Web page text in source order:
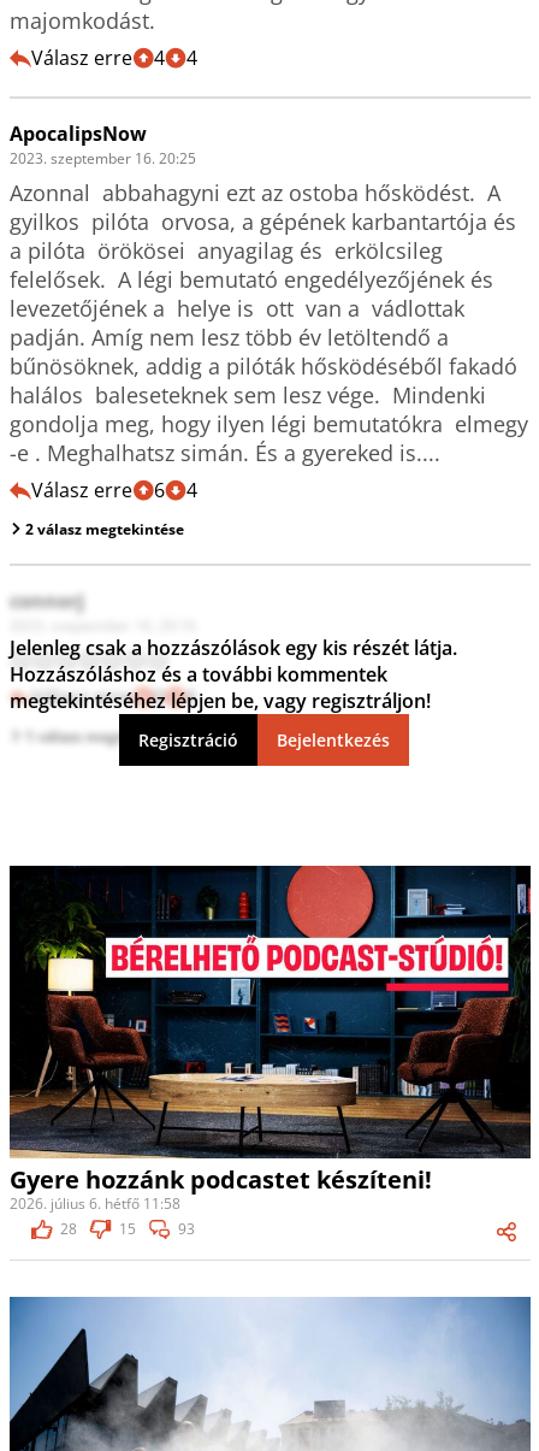
majomkodást.
Válasz erre 4 4
ApocalipsNow
2023. szeptember 16. 20:25
Azonnal  abbahagyni ezt az ostoba hősködést.  A
gyilkos  pilóta  orvosa, a gépének karbantartója és
a pilóta  örökösei  anyagilag és  erkölcsileg
felelősek.  A légi bemutató engedélyezőjének és
levezetőjének a  helye is  ott  van a  vádlottak
padján. Amíg nem lesz több év letöltendő a
bűnösöknek, addig a pilóták hősködéséből fakadó
halálos  baleseteknek sem lesz vége.  Mindenki
gondolja meg, hogy ilyen légi bemutatókra  elmegy
-e . Meghalhatsz simán. És a gyereked is....
Válasz erre 6 4
2 válasz megtekintése
connorj
☹️☹️☹️☹️☹️☹️☹️
Válasz erre 0 6
1 válasz megtekintése
Jelenleg csak a hozzászólások egy kis részét látja.
Hozzászóláshoz és a további kommentek
megtekintéséhez lépjen be, vagy regisztráljon!
Regisztráció Bejelentkezés
Gyere hozzánk podcastet készíteni!
2026. július 6. hétfő 11:58
28
15 93